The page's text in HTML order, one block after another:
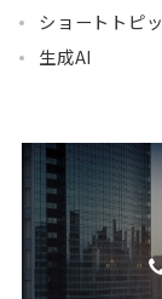
ショートトピ
生成AI